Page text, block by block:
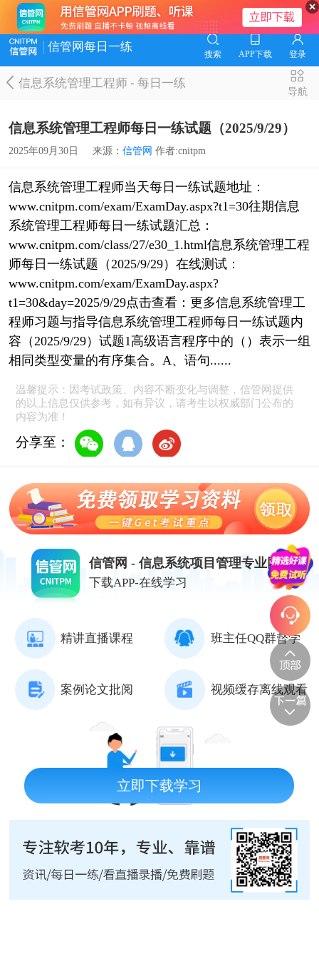
信管网每日一练
搜索 APP下载 登录
信息系统管理工程师-每日一练
导航
信息系统管理工程师每日一练试题（2025/9/29）
2025年09月30日 来源： 信管网 作者:cnitpm
信息系统管理工程师当天每日一练试题地址：
www.cnitpm.com/exam/ExamDay.aspx?t1=30往期信息
系统管理工程师每日一练试题汇总：
www.cnitpm.com/class/27/e30_1.html信息系统管理工程
师每日一练试题（2025/9/29）在线测试：
www.cnitpm.com/exam/ExamDay.aspx?
t1=30&day=2025/9/29点击查看：更多信息系统管理工
程师习题与指导信息系统管理工程师每日一练试题内
容（2025/9/29）试题1高级语言程序中的（）表示一组
相同类型变量的有序集合。A、语句......
温馨提示：因考试政策、内容不断变化与调整，信管网提供
的以上信息仅供参考，如有异议，请考生以权威部门公布的
内容为准！
分享至：
信管网 - 信息系统项目管理专业网站
下载APP-在线学习
精讲直播课程 班主任QQ群督学
案例论文批阅 视频缓存离线观看
立即下载学习